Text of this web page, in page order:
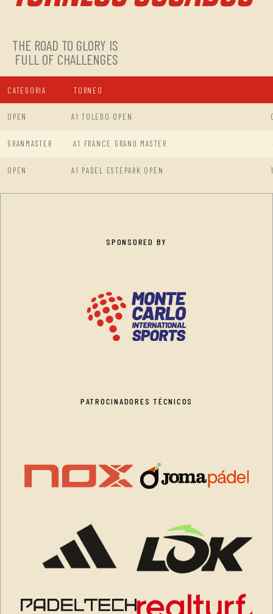
THE ROAD TO GLORY IS
FULL OF CHALLENGES
CATEGORIA TORNEO
OPEN A1 TOLEDO OPEN
GRANMASTER A1 FRANCE GRAND MASTER
OPEN A1 PADEL ESTEPARK OPEN
SPONSORED BY
PATROCINADORES TÉCNICOS